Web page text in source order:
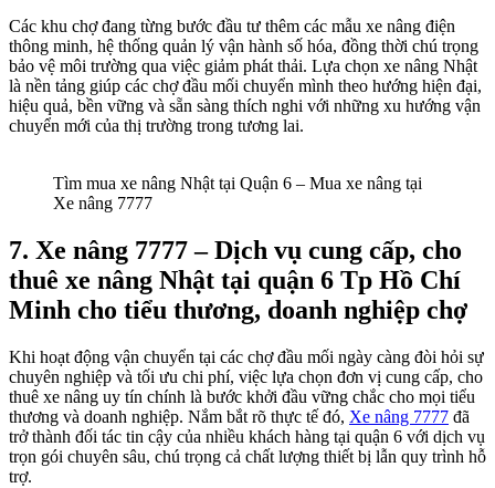
Các khu chợ đang từng bước đầu tư thêm các mẫu xe nâng điện
thông minh, hệ thống quản lý vận hành số hóa, đồng thời chú trọng
bảo vệ môi trường qua việc giảm phát thải. Lựa chọn xe nâng Nhật
là nền tảng giúp các chợ đầu mối chuyển mình theo hướng hiện đại,
hiệu quả, bền vững và sẵn sàng thích nghi với những xu hướng vận
chuyển mới của thị trường trong tương lai.
Tìm mua xe nâng Nhật tại Quận 6 – Mua xe nâng tại
Xe nâng 7777
7. Xe nâng 7777 – Dịch vụ cung cấp, cho
thuê xe nâng Nhật tại quận 6 Tp Hồ Chí
Minh cho tiểu thương, doanh nghiệp chợ
Khi hoạt động vận chuyển tại các chợ đầu mối ngày càng đòi hỏi sự
chuyên nghiệp và tối ưu chi phí, việc lựa chọn đơn vị cung cấp, cho
thuê xe nâng uy tín chính là bước khởi đầu vững chắc cho mọi tiểu
thương và doanh nghiệp. Nắm bắt rõ thực tế đó, Xe nâng 7777 đã
trở thành đối tác tin cậy của nhiều khách hàng tại quận 6 với dịch vụ
trọn gói chuyên sâu, chú trọng cả chất lượng thiết bị lẫn quy trình hỗ
trợ.